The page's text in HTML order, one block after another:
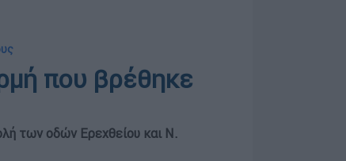
που βρέθηκε
των οδών Ερεχθείου και Ν.